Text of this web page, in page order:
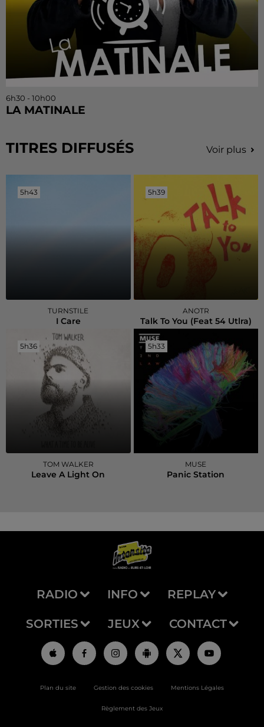
6h30 - 10h00
LA MATINALE
TITRES DIFFUSÉS Voir plus
5h43
5h43
TURNSTILE
I Care
5h39
5h39
ANOTR
Talk To You (feat 54 Utlra)
5h36
5h36
TOM WALKER
Leave A Light On
5h33
5h33
MUSE
Panic Station
RADIO INFO REPLAY
SORTIES JEUX CONTACT
Plan du site Gestion des cookies Mentions Légales
Règlement des Jeux